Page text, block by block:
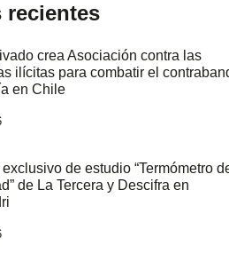
recientes
crea Asociación contra las
ilícitas para combatir el
en Chile
de estudio “Termómetro
de La Tercera y Descifra en